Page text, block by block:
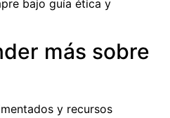
bajo guía ética y
más sobre
y recursos